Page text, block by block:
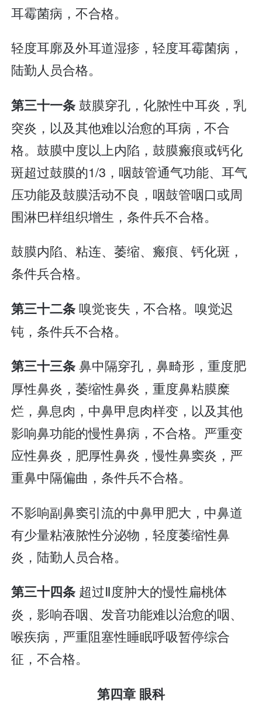
耳霉菌病，不合格。
轻度耳廓及外耳道湿疹，轻度耳霉菌病，
陆勤人员合格。
第三十一条鼓膜穿孔，化脓性中耳炎，乳
突炎，以及其他难以治愈的耳病，不合
格。鼓膜中度以上内陷，鼓膜瘢痕或钙化
斑超过鼓膜的1/3，咽鼓管通气功能、耳气
压功能及鼓膜活动不良，咽鼓管咽口或周
围淋巴样组织增生，条件兵不合格。
鼓膜内陷、粘连、萎缩、瘢痕、钙化斑，
条件兵合格。
第三十二条 嗅觉丧失，不合格。嗅觉迟
钝，条件兵不合格。
第三十三条鼻中隔穿孔，鼻畸形，重度肥
厚性鼻炎，萎缩性鼻炎，重度鼻粘膜糜
烂，鼻息肉，中鼻甲息肉样变，以及其他
影响鼻功能的慢性鼻病，不合格。严重变
应性鼻炎，肥厚性鼻炎，慢性鼻窦炎，严
重鼻中隔偏曲，条件兵不合格。
不影响副鼻窦引流的中鼻甲肥大，中鼻道
有少量粘液脓性分泌物，轻度萎缩性鼻
炎，陆勤人员合格。
第三十四条 超过Ⅱ度肿大的慢性扁桃体
炎，影响吞咽、发音功能难以治愈的咽、
喉疾病，严重阻塞性睡眠呼吸暂停综合
征，不合格。
第四章 眼科